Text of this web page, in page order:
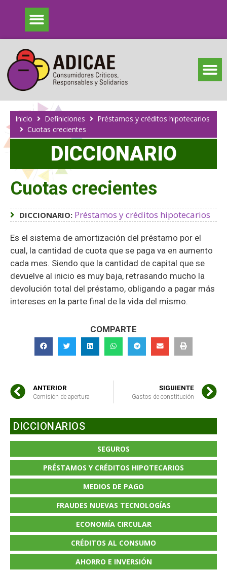
Inicio Definiciones
Préstamos y créditos hipotecarios
Cuotas crecientes
DICCIONARIO
Cuotas crecientes
DICCIONARIO: Préstamos y créditos hipotecarios
Es el sistema de amortización del préstamo por el
cual, la cantidad de cuota que se paga va en aumento
cada mes. Siendo que la cantidad de capital que se
devuelve al inicio es muy baja, retrasando mucho la
devolución total del préstamo, obligando a pagar más
intereses en la parte final de la vida del mismo.
COMPARTE
ANTERIOR
Comisión de apertura
SIGUIENTE
Gastos de constitución
DICCIONARIOS
SEGUROS
PRÉSTAMOS Y CRÉDITOS HIPOTECARIOS
MEDIOS DE PAGO
FRAUDES NUEVAS TECNOLOGÍAS
ECONOMÍA CIRCULAR
CRÉDITOS AL CONSUMO
AHORRO E INVERSIÓN